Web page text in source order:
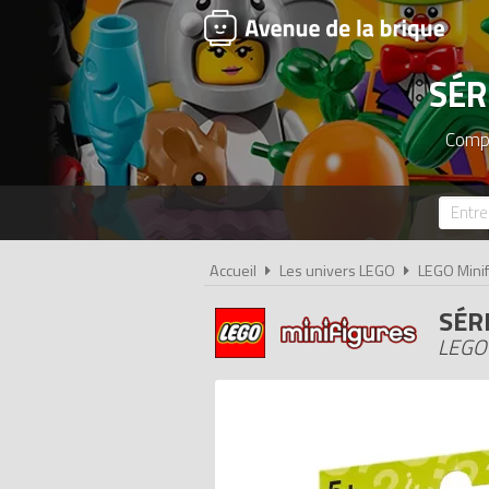
Accueil Les univers LEGO LEGO